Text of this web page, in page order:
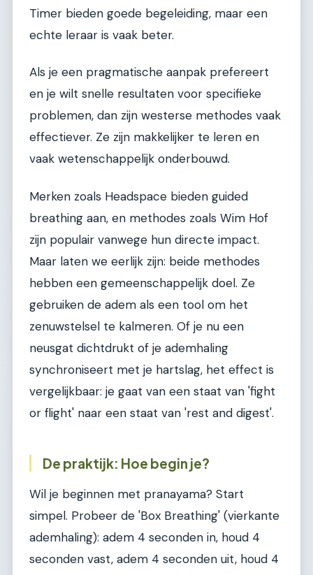
Timer bieden goede begeleiding, maar een
echte leraar is vaak beter.
Als je een pragmatische aanpak prefereert
en je wilt snelle resultaten voor specifieke
problemen, dan zijn westerse methodes vaak
effectiever. Ze zijn makkelijker te leren en
vaak wetenschappelijk onderbouwd.
Merken zoals Headspace bieden guided
breathing aan, en methodes zoals Wim Hof
zijn populair vanwege hun directe impact.
Maar laten we eerlijk zijn: beide methodes
hebben een gemeenschappelijk doel. Ze
gebruiken de adem als een tool om het
zenuwstelsel te kalmeren. Of je nu een
neusgat dichtdrukt of je ademhaling
synchroniseert met je hartslag, het effect is
vergelijkbaar: je gaat van een staat van 'fight
or flight' naar een staat van 'rest and digest'.
De praktijk: Hoe begin je?
Wil je beginnen met pranayama? Start
simpel. Probeer de 'Box Breathing' (vierkante
ademhaling): adem 4 seconden in, houd 4
seconden vast, adem 4 seconden uit, houd 4